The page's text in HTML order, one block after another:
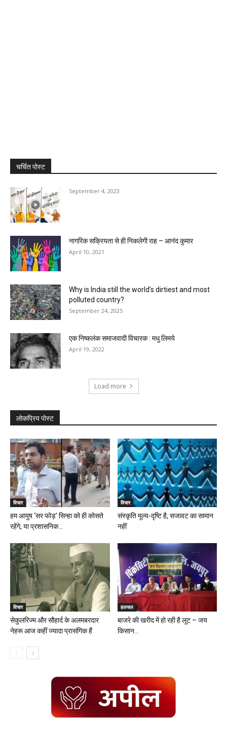
चर्चित पोस्ट
September 4, 2023
नागरिक सक्रियता से ही निकलेगी राह – आनंद कुमार
April 10, 2021
Why is India still the world’s dirtiest and most
polluted country?
September 24, 2025
एक निष्कलंक समाजवादी विचारक : मधु लिमये
April 19, 2022
Load more
लोकप्रिय पोस्ट
विचार
हम आयुष ‘सर फोड़’ सिन्हा को ही कोसते
रहेंगे, या प्रशासनिक...
विचार
संस्कृति मूल्य-दृष्टि है, सजावट का सामान
नहीं
विचार
सेकुलरिज्म और सौहार्द के अलमबरदार
नेहरू आज कहीं ज्यादा प्रासंगिक हैं
हलचल
बाजरे की खरीद में हो रही है लूट – जय
किसान...